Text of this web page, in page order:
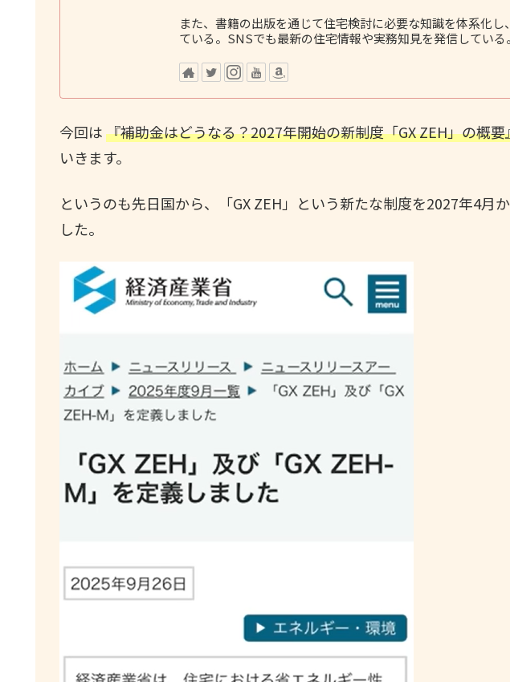
また、書籍の出版を通じて住宅検討に必要な知識を体系化
ている。SNSでも最新の住宅情報や実務知見を発信している。
今回は『補助金はどうなる？2027年開始の新制度「GX ZEH」の概要
いきます。
というのも先日国から、「GX ZEH」という新たな制度を2027年4月
した。